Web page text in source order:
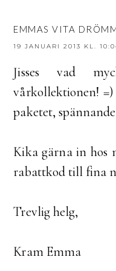
EMMAS VITA
19 JANUARI 2013 KL.
Jisses vad
vårkollektionen!
paketet,
Kika gärna in hos
rabattkod till fina
Trevlig helg,
Kram Emma